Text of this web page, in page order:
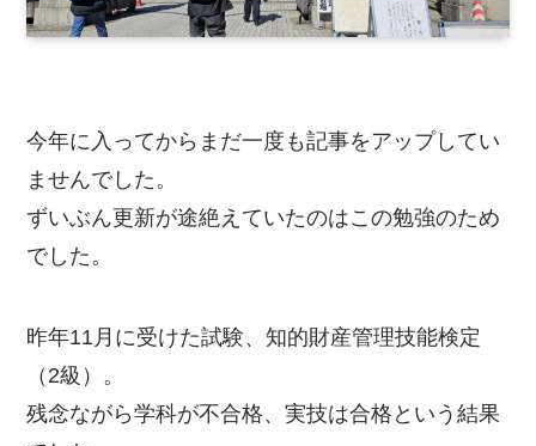
今年に入ってからまだ一度も記事をアップしてい
ませんでした。
ずいぶん更新が途絶えていたのはこの勉強のため
でした。
昨年11月に受けた試験、知的財産管理技能検定
（2級）。
残念ながら学科が不合格、実技は合格という結果